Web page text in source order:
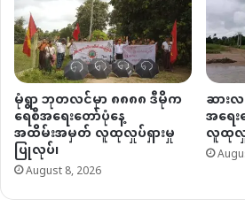
မုံရွာ ဘုတလင်မှာ ၈၈၈၈ ဒီမိုက
ရေစီအရေးတော်ပုံနေ့
အထိမ်းအမှတ် လူထုလှုပ်ရှားမှု
ပြုလုပ်၊
August 8, 2026
ဆားလ
အရေ
လူထုလှု